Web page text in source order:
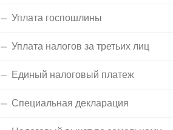
Уплата госпошлины
Уплата налогов за третьих лиц
Единый налоговый платеж
Специальная декларация